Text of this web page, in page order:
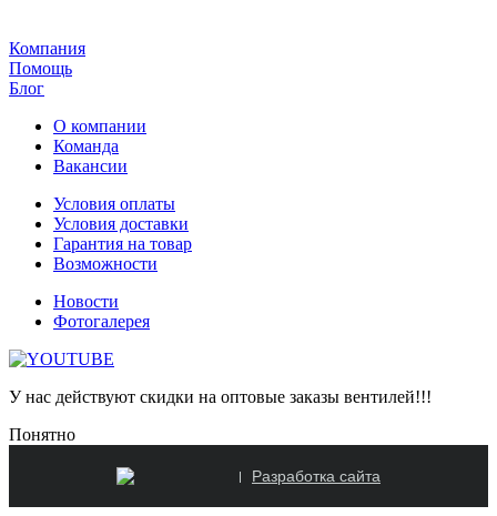
Компания
Помощь
Блог
О компании
Команда
Вакансии
Условия оплаты
Условия доставки
Гарантия на товар
Возможности
Новости
Фотогалерея
У нас действуют скидки на оптовые заказы вентилей!!!
Понятно
Разработка сайта